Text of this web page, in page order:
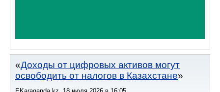
Доходы от цифровых активов могут
освободить от налогов в Казахстане